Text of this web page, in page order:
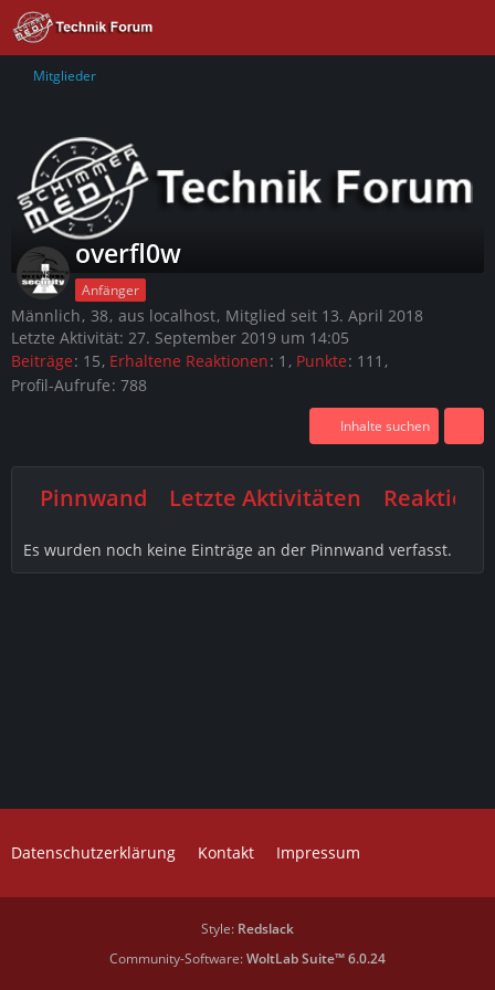
Mitglieder
overfl0w
Anfänger
Männlich 38 aus localhost Mitglied seit 13. April 2018
Letzte Aktivität: 27. September 2019 um 14:05
Beiträge 15 Erhaltene Reaktionen 1 Punkte 111
Profil-Aufrufe 788
Inhalte suchen
Pinnwand Letzte Aktivitäten
Es wurden noch keine Einträge an der Pinnwand verfasst.
Datenschutzerklärung Kontakt Impressum
Style: Redslack
Community-Software:WoltLab Suite™ 6.0.24